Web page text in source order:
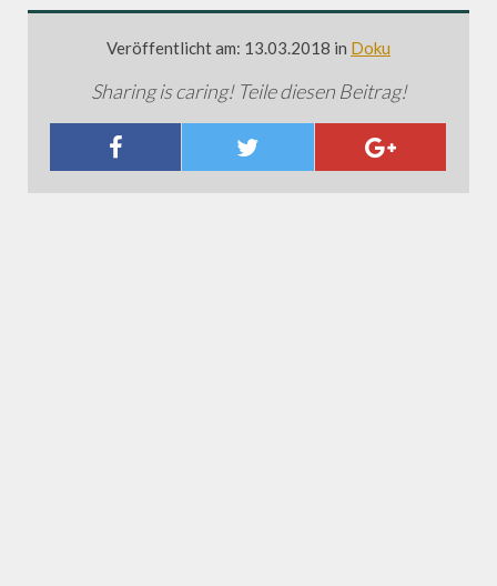
Veröffentlicht am: 13.03.2018 in Doku
Sharing is caring! Teile diesen Beitrag!